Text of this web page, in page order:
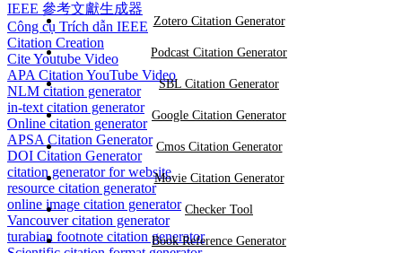
IEEE 參考文獻生成器
Công cụ Trích dẫn IEEE
Citation Creation
Cite Youtube Video
APA Citation YouTube Video
NLM citation generator
in-text citation generator
Online citation generator
APSA Citation Generator
DOI Citation Generator
citation generator for website
resource citation generator
online image citation generator
Vancouver citation generator
turabian footnote citation generator
Zotero Citation Generator
Podcast Citation Generator
SBL Citation Generator
Google Citation Generator
Cmos Citation Generator
Movie Citation Generator
Checker Tool
Book Reference Generator